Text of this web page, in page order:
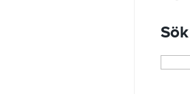
Sök
Sök
efter: